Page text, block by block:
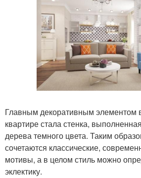
Главным декоративным элементом
квартире стала стенка,
дерева темного цвета. Таким
сочетаются классические,
мотивы, а в целом стиль можно
эклектику.